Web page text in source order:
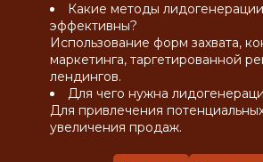
Какие методы
эффективны?
Использование форм захвата,
маркетинга, таргетированной
лендингов.
Для чего нужна
Для привлечения
увеличения продаж.